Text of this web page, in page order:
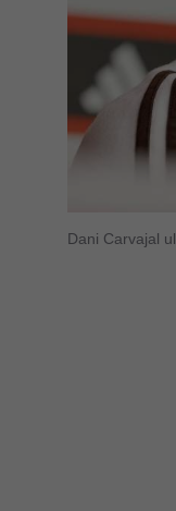
Dani Carvajal